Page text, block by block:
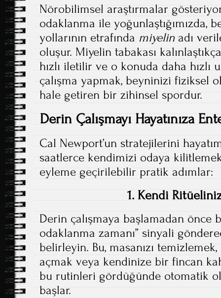
Nörobilimsel araştırmalar
odaklanma ile yoğunlaştığımızda,
yollarının etrafında miyelin adı
oluşur. Miyelin tabakası
hızlı iletilir ve o konuda daha hızlı
çalışma yapmak, beyninizi fiziksel
hale getiren bir zihinsel spordur.
Derin Çalışmayı Hayatınıza
Cal Newport’un stratejilerini
saatlerce kendimizi odaya
eyleme geçirilebilir pratik adımlar:
1. Kendi
Derin çalışmaya başlamadan önce
odaklanma zamanı” sinyali
belirleyin. Bu, masanızı
açmak veya kendinize bir fincan
bu rutinleri gördüğünde otomatik
başlar.